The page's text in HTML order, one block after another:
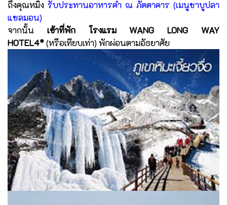
ถึงคุณหมิง รับประทานอาหารค่ำ ณ ภัตตาคาร (เมนูชาบูปลา
แชลมอน)
จากนั้น เข้าที่พัก โรงแรม WANG LONG WAY
HOTEL4*(หรือเทียบเท่า) พักผ่อนตามอัธยาศัย